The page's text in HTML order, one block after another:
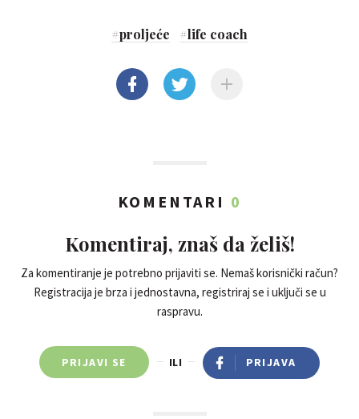
#proljeće #life coach
KOMENTARI 0
Komentiraj, znaš da želiš!
Za komentiranje je potrebno prijaviti se. Nemaš korisnički račun?
Registracija je brza i jednostavna, registriraj se i uključi se u
raspravu.
PRIJAVI SE ILI PRIJAVA